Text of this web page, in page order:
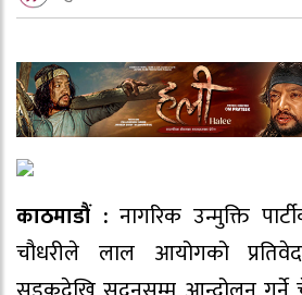
काठमाडौं : नागरिक उन्मुक्ति
चौधरीले लाल आयोगको